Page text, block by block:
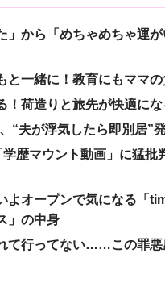
」から「めちゃめちゃ運
と一緒に！教育にもママ
！荷造りと旅先が快適に
“夫が浮気したら即別居”
歴マウント動画」に猛批
よオープンで気になる「
」の中身
て行ってない……この罪悪